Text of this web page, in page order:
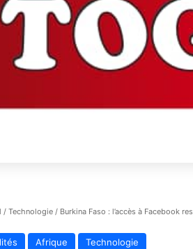
/ Technologie / Burkina Faso : l’accès à Facebook
Afrique Technologie